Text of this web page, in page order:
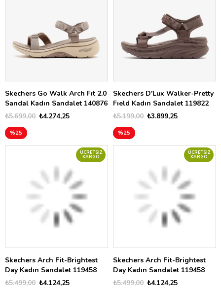
Skechers Go Walk Arch Fıt 2.0
Sandal Kadın Sandalet 140876
₺4.274,25
₺5.699,00
%25
Skechers D'Lux Walker-Pretty
Fıeld Kadın Sandalet 119822
₺3.899,25
₺5.199,00
%25
Skechers Arch Fit-Brightest
Day Kadın Sandalet 119458
₺4.124,25
₺5.499,00
ÜCRETSIZ
KARGO
Skechers Arch Fit-Brightest
Day Kadın Sandalet 119458
₺4.124,25
₺5.499,00
ÜCRETSIZ
KARGO